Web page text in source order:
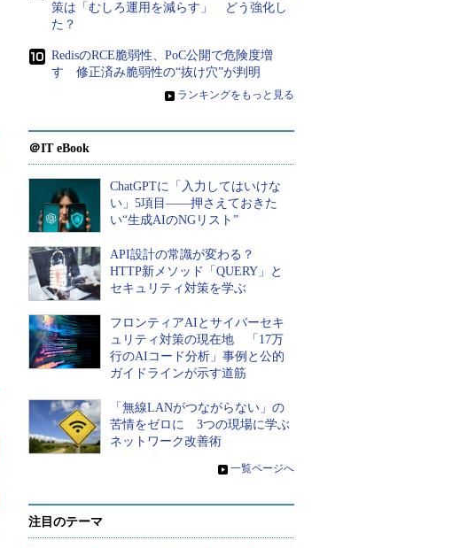
策は「むしろ運用を減らす」 どう強化し
た？
RedisのRCE脆弱性、PoC公開で危険度増
す 修正済み脆弱性の“抜け穴”が判明
» ランキングをもっと見る
＠IT eBook
ChatGPTに「入力してはいけな
い」5項目――押さえておきた
い“生成AIのNGリスト”
API設計の常識が変わる？
HTTP新メソッド「QUERY」と
セキュリティ対策を学ぶ
フロンティアAIとサイバーセキ
ュリティ対策の現在地 「17万
行のAIコード分析」事例と公的
ガイドラインが示す道筋
「無線LANがつながらない」の
苦情をゼロに 3つの現場に学ぶ
ネットワーク改善術
» 一覧ページへ
注目のテーマ